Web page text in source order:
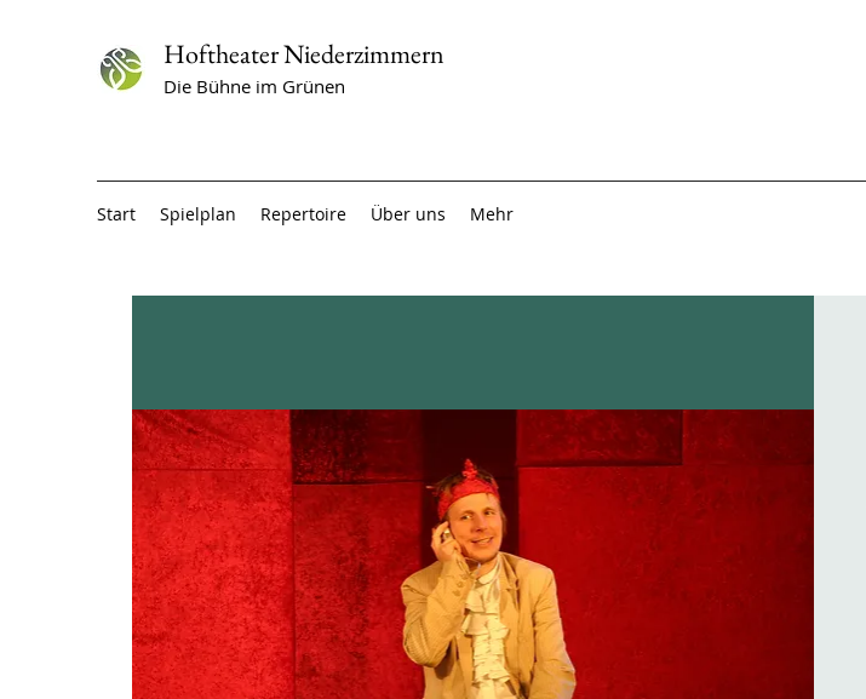
Hoftheater Niederzimmern
Die Bühne im Grünen
Start Spielplan Repertoire Über uns Mehr